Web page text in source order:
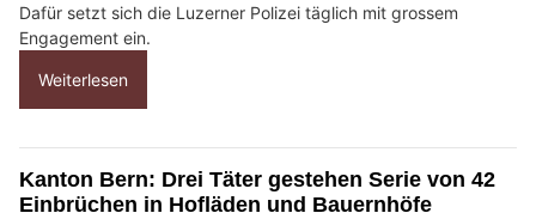
Dafür setzt sich die Luzerner Polizei täglich mit grossem
Engagement ein.
Weiterlesen
Kanton Bern: Drei Täter gestehen Serie von 42
Einbrüchen in Hofläden und Bauernhöfe